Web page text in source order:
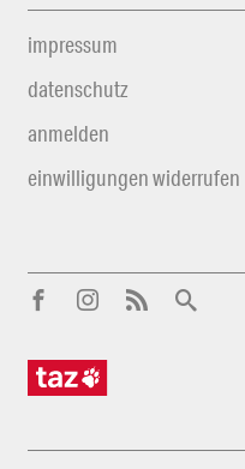
impressum
datenschutz
anmelden
einwilligungen widerrufen